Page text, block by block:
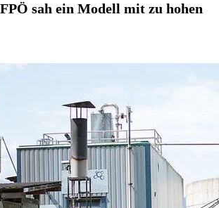
sah ein Modell mit zu hohen